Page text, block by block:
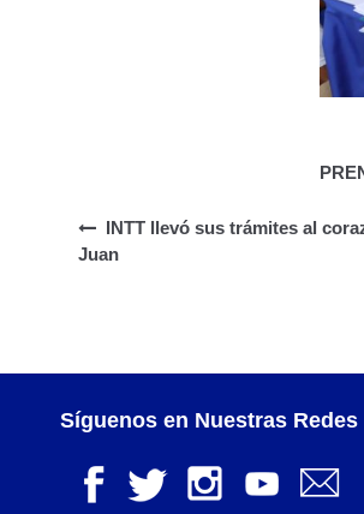
INTT llevó sus trámites al
Juan
Síguenos en Nuestras Redes